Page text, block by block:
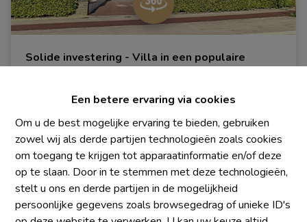
Een betere ervaring via cookies
Om u de best mogelijke ervaring te bieden, gebruiken
zowel wij als derde partijen technologieën zoals cookies
om toegang te krijgen tot apparaatinformatie en/of deze
op te slaan. Door in te stemmen met deze technologieën,
stelt u ons en derde partijen in de mogelijkheid
persoonlijke gegevens zoals browsegedrag of unieke ID's
Solide investering - Villa in een populaire
1640 Rhode-Saint-Genèse|Ref: 589
3 1 150 m²